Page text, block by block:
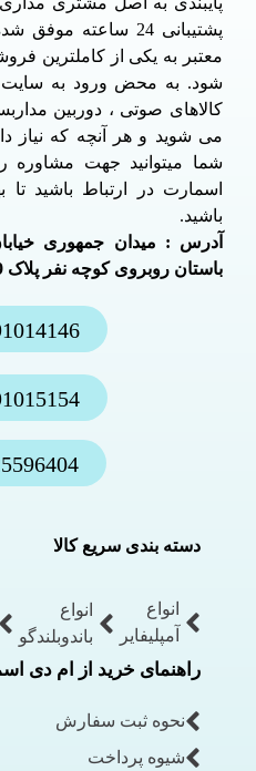
پشتیبانی 24 ساعته
معتبر به یکی از کاملترین
شود. به محض ورود به سایت
کالاهای صوتی ، دوربین
می شوید و هر آنچه که نیاز
شما میتوانید جهت مشاوره
اسمارت در ارتباط باشید تا
باشید.
آدرس : میدان جمهوری
باستان روبروی کوچه نفر پلاک 1319 زنک سوم طبقه اول
دسته بندی سریع کالا
انواع
آمپلیفایر
انواع
باندوبلندگو
راهنمای خرید از ام دی
نحوه ثبت سفارش
شیوه پرداخت